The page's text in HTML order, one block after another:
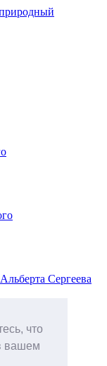
что
вашем
Сергеева